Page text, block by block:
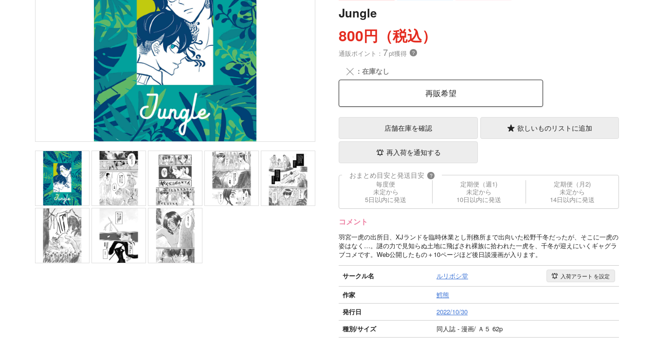
Jungle
800円（税込）
通販ポイント： 7pt獲得 ？
╳ ：在庫なし
再販希望
店舗在庫を確認 欲しいものリストに追加
再入荷を通知する
おまとめ目安と発送目安 ?
毎度便
未定から
5日以内に発送
定期便（週1)
未定から
10日以内に発送
定期便（月2)
未定から
14日以内に発送
コメント
羽宮一虎の出所日、XJランドを臨時休業とし刑務所まで出向いた松野千冬だったが、そこに一虎の
姿はなく…。謎の力で見知らぬ土地に飛ばされ裸族に拾われた一虎を、千冬が迎えにいくギャグラ
ブコメです。Web公開したもの＋10ページほど後日談漫画が入ります。
サークル名 ルリボシ堂 入荷アラート を設定
作家
鱈熊
発行日
2022/10/30
種別/サイズ
同人誌 - 漫画/ Ａ５ 62p